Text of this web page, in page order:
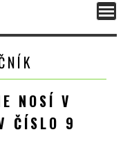
NOSÍ V
ČÍSLO 9